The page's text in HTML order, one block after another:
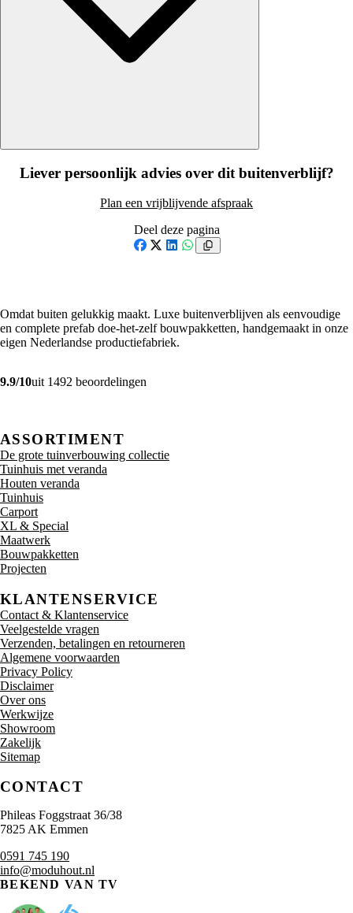
Liever persoonlijk advies over dit buitenverblijf?
Plan een vrijblijvende afspraak
Deel deze pagina
Omdat buiten gelukkig maakt. Luxe buitenverblijven als eenvoudige
en complete prefab doe-het-zelf bouwpakketten, handgemaakt in onze
eigen Nederlandse productiefabriek.
9.9/10uit 1492 beoordelingen
ASSORTIMENT
De grote tuinverbouwing collectie
Tuinhuis met veranda
Houten veranda
Tuinhuis
Carport
XL & Special
Maatwerk
Bouwpakketten
Projecten
KLANTENSERVICE
Contact & Klantenservice
Veelgestelde vragen
Verzenden, betalingen en retourneren
Algemene voorwaarden
Privacy Policy
Disclaimer
Over ons
Werkwijze
Showroom
Zakelijk
Sitemap
CONTACT
Phileas Foggstraat 36/38
7825 AK Emmen
0591 745 190
info@moduhout.nl
BEKEND VAN TV